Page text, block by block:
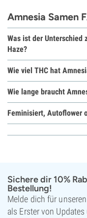
Amnesia Samen
Was ist der Unterschied
Haze?
Wie viel THC hat
Wie lange braucht
Feminisiert, Autoflower
Sichere dir 10%
Bestellung!
Melde dich für
als Erster von